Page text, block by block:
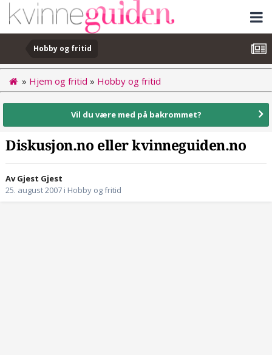
Hobby og fritid
» Hjem og fritid » Hobby og fritid
Vil du være med på bakrommet?
Diskusjon.no eller kvinneguiden.no
Av Gjest Gjest
25. august 2007 i Hobby og fritid